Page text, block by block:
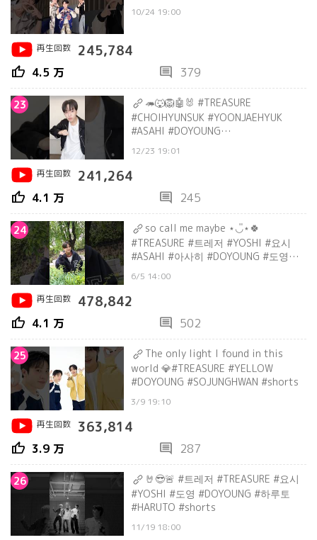
10/24 19:00
再生回数 245,784
thumb_up 4.5 万 comment 379
23
🦔🐺🦁🤖🐰 #TREASURE
#CHOIHYUNSUK #YOONJAEHYUK
#ASAHI #DOYOUNG
12/23 19:01
再生回数
241,264
thumb_up 4.1 万 comment 245
24
so call me maybe ⋆◡̎⋆🍀
#TREASURE #트레저 #YOSHI #요시
#ASAHI #아사히 #DOYOUNG #도영
6/5 14:00
再生回数
478,842
thumb_up 4.1 万 comment 502
25
The only light I found in this
world 💎#TREASURE #YELLOW
#DOYOUNG #SOJUNGHWAN #shorts
3/9 19:10
再生回数
363,814
thumb_up 3.9 万 comment 287
26
🤘😎🚨 #트레저 #TREASURE #요시
#YOSHI #도영 #DOYOUNG #하루토
#HARUTO #shorts
11/19 18:00